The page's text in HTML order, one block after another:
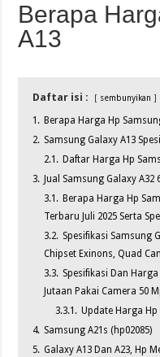
Berapa
A13
Daftar isi : sembunyikan
1. Berapa Harga Hp
2. Samsung Galaxy A13
2.1. Daftar Harga Hp
3. Jual Samsung Galaxy A32
3.1. Berapa Harga Hp
Terbaru Juli 2025 Serta
3.2. Spesifikasi Samsung
Chipset Exinons, Quad
3.3. Spesifikasi Dan
Jutaan Pakai Camera 50
3.3.1. Update Harga Hp
4. Samsung A21s (hp02085)
5. Galaxy A13 Dan A23, Hp